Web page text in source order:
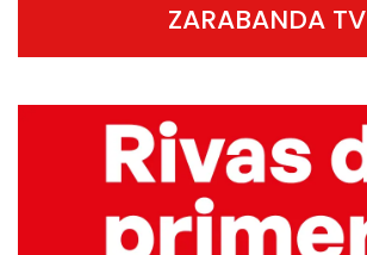
ZARABANDA TV